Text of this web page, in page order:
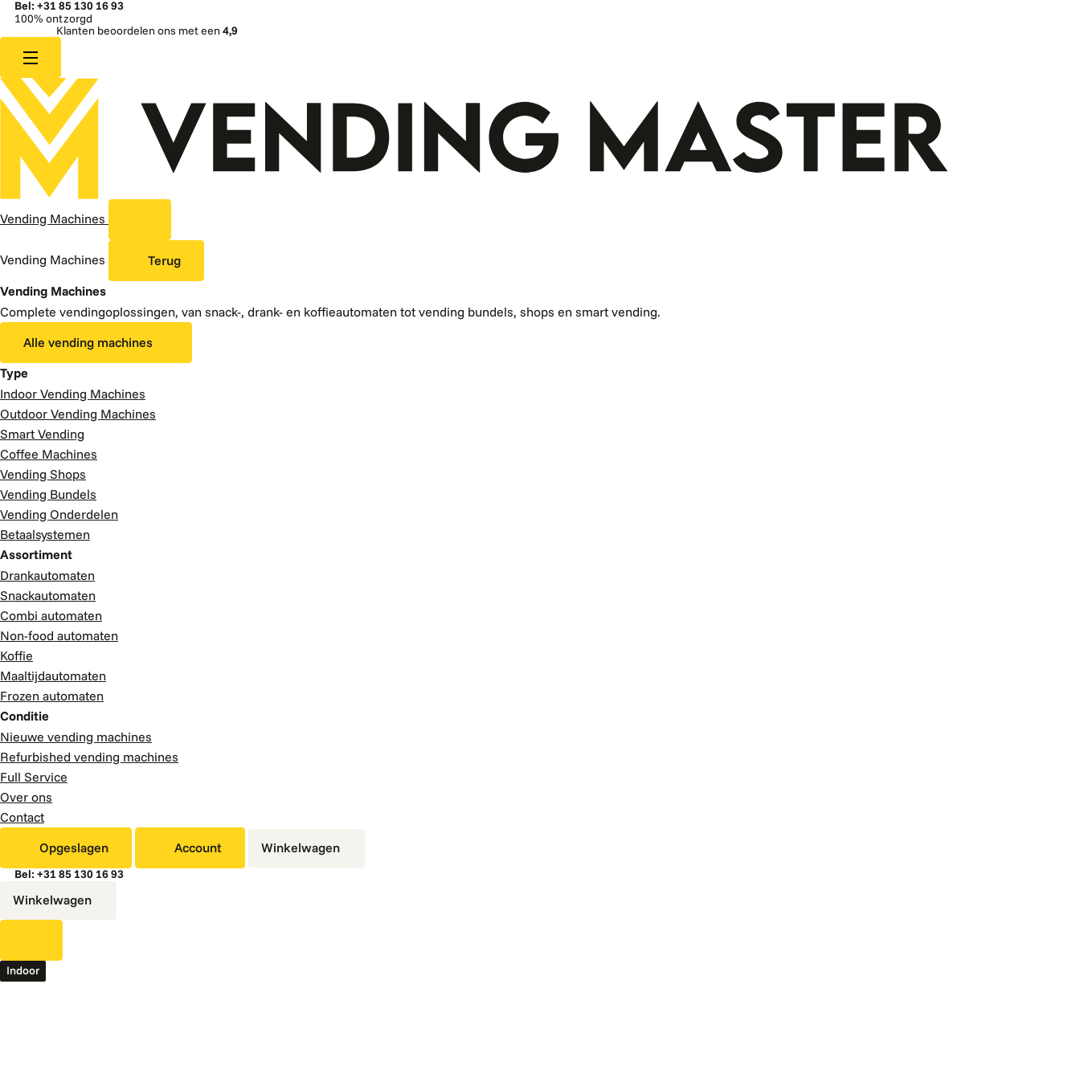
Bel: +31 85 130 16 93
100% ontzorgd
Klanten beoordelen ons met een 4,9
Vending Machines
Vending Machines
Terug
Vending Machines
Complete vendingoplossingen, van snack-, drank- en koffieautomaten tot vending bundels, shops en smart vending.
Alle vending machines
Type
Indoor Vending Machines
Outdoor Vending Machines
Smart Vending
Coffee Machines
Vending Shops
Vending Bundels
Vending Onderdelen
Betaalsystemen
Assortiment
Drankautomaten
Snackautomaten
Combi automaten
Non-food automaten
Koffie
Maaltijdautomaten
Frozen automaten
Conditie
Nieuwe vending machines
Refurbished vending machines
Full Service
Over ons
Contact
Opgeslagen Account Winkelwagen
Bel: +31 85 130 16 93
Winkelwagen
Indoor